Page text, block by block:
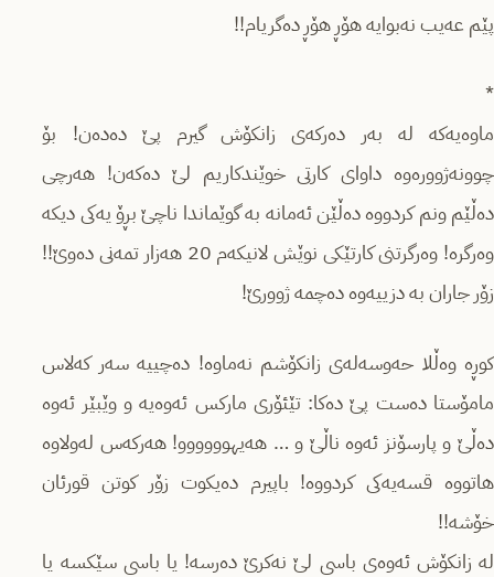
پێم عەیب نەبوایە هۆڕ هۆڕ دەگریام!!‌
*
ماوەیەکە لە بەر دەرکەی زانکۆش گیرم پێ‌ دەدەن! بۆ
چوونەژوورەوە داوای کارتی خوێندکاریم لێ‌ دەکەن! هەرچی
دەڵێم ونم کردووە دەڵێن ئەمانە بە گوێماندا ناچێ بڕۆ یەکی دیکە
وەرگره! وەرگرتنی کارتێکی نوێش لانیکەم 20 هەزار تمەنی دەوێ!!
زۆر جاران بە دزییەوە دەچمە ژوورێ!
کوڕە وەڵلا حەوسەلەی زانکۆشم نەماوە! دەچییه سەر کەلاس
مامۆستا دەست پێ دەکا: تێئۆری مارکس ئەوەیە و وێبێر ئەوە
دەڵێ و پارسۆنز ئەوە ناڵێ و … هەیهوووووو! هەرکەس لەولاوە
هاتووە قسەیەکی کردووە!‌ باپیرم دەیکوت زۆر کوتن قورئان
خۆشه!!
لە زانکۆش ئەوەی باسی لێ نەکرێ دەرسە! یا باسی سێکسە یا